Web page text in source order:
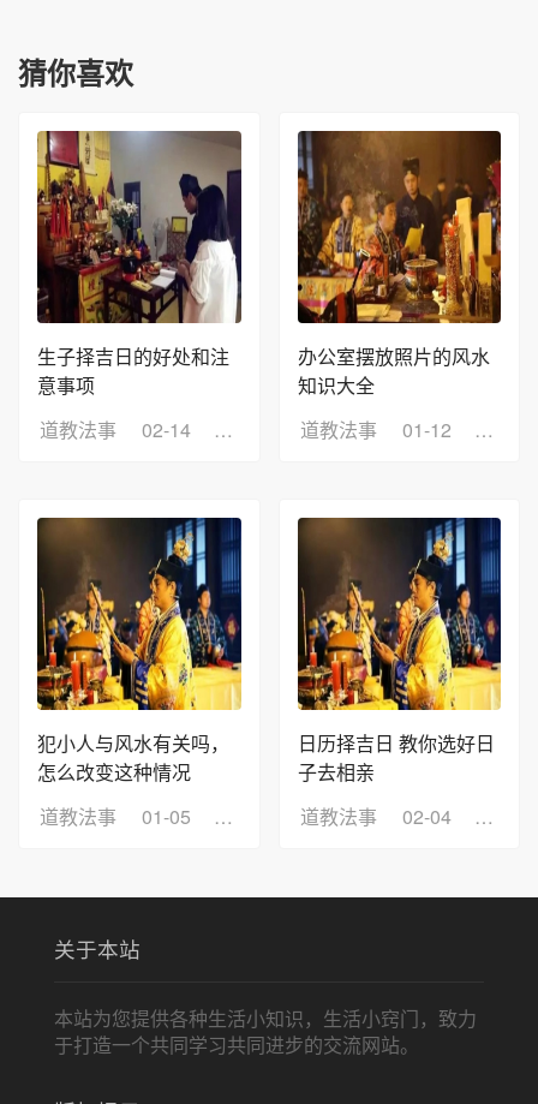
猜你喜欢
生子择吉日的好处和注
意事项
道教法事
02-14 浏览：13
办公室摆放照片的风水
知识大全
道教法事
01-12 浏览
犯小人与风水有关吗，
怎么改变这种情况
道教法事
01-05 浏览：4
日历择吉日 教你选好日
子去相亲
道教法事
02-04 浏览
关于本站
本站为您提供各种生活小知识，生活小窍门，致力
于打造一个共同学习共同进步的交流网站。